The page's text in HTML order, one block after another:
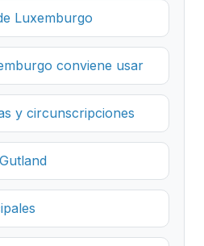
Luxemburgo
conviene usar
y circunscripciones